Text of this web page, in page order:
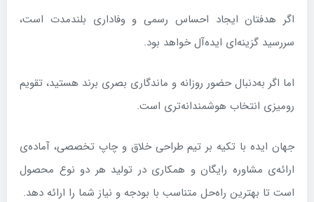
اگر هدفتان ایجاد احساس رسمی و وفاداری بلندمدت است،
سررسید گزینه‌ای ایده‌آل خواهد بود.
اما اگر به‌دنبال حضور روزانه و ماندگاری بصری برند هستید، تقویم
رومیزی انتخاب هوشمندانه‌تری است.
جهان ایده با تکیه بر تیم طراحی خلاق و چاپ تخصصی، آماده‌ی
ارائه‌ی مشاوره رایگان و همکاری در تولید هر دو نوع محصول
است تا بهترین راه‌حل متناسب با بودجه و نیاز شما را ارائه دهد.